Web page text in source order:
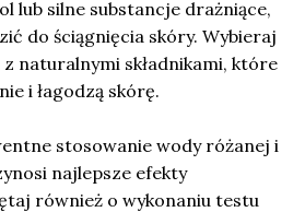
lub silne substancje drażniące,
do ściągnięcia skóry. Wybieraj
naturalnymi składnikami, które
i łagodzą skórę.
stosowanie wody różanej i
najlepsze efekty
również o wykonaniu testu